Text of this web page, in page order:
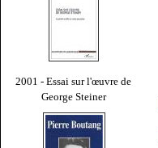
2001 - Essai sur l'œuvre de
George Steiner